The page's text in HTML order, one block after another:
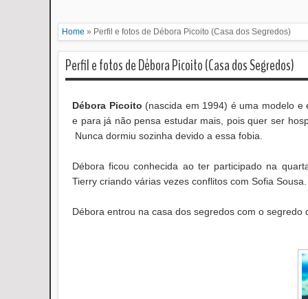
Home » Perfil e fotos de Débora Picoito (Casa dos Segredos)
Perfil e fotos de Débora Picoito (Casa dos Segredos)
Débora Picoito (nascida em 1994) é uma modelo e
e para já não pensa estudar mais, pois quer ser
Nunca dormiu sozinha devido a essa fobia.
Débora ficou conhecida ao ter participado na
Tierry criando várias vezes conflitos com Sofia
Débora entrou na casa dos segredos com o segredo